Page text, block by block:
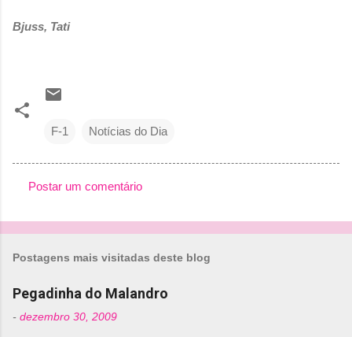
Bjuss, Tati
F-1 Notícias do Dia
o
n
t
Postar um comentário
Postagens mais visitadas deste blog
Pegadinha do Malandro
- dezembro 30, 2009